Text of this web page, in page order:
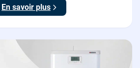
En savoir plus